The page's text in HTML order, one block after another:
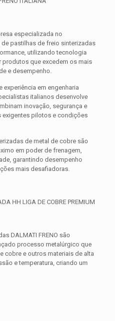
especializada no
pastilhas de freio sinterizadas
utilizando tecnologia
produtos que excedem os mais
e desempenho.
em engenharia
italianos desenvolve
inovação, segurança e
exigentes pilotos e condições
de metal de cobre são
em poder de frenagem,
garantindo desempenho
mais desafiadoras.
HH LIGA DE COBRE PREMIUM
DALMATI FRENO são
processo metalúrgico que
cobre e outros materiais de alta
e temperatura, criando um